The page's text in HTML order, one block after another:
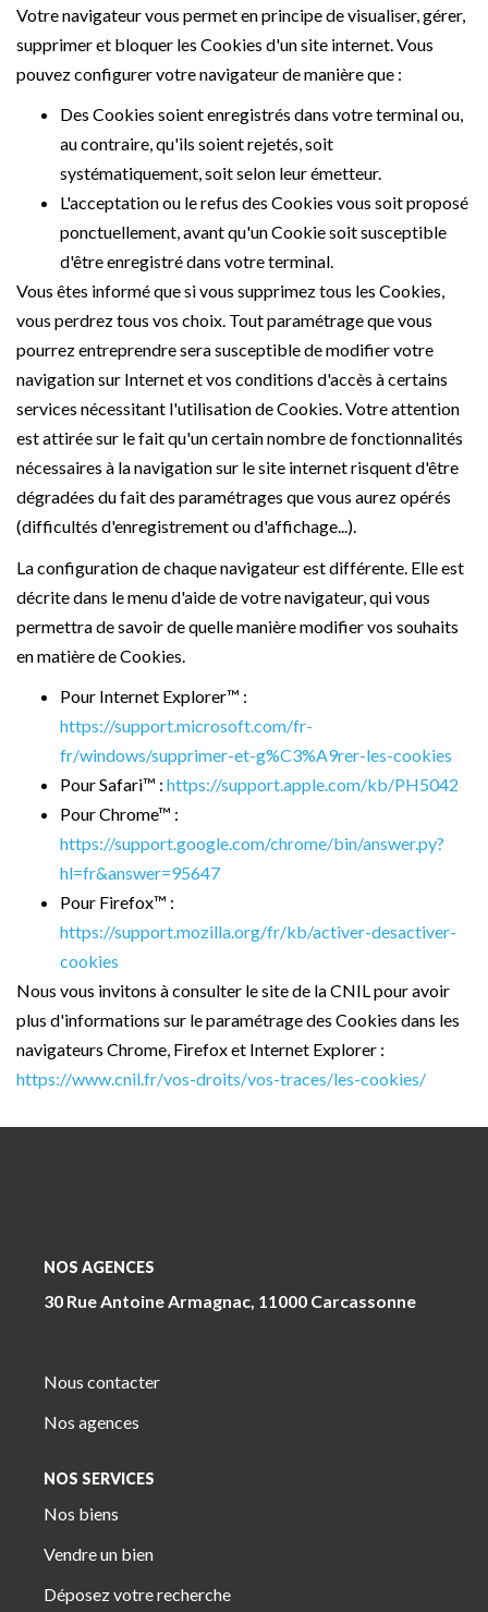
Votre navigateur vous permet en principe de visualiser, gérer,
supprimer et bloquer les Cookies d'un site internet. Vous
pouvez configurer votre navigateur de manière que :
Des Cookies soient enregistrés dans votre terminal ou,
au contraire, qu'ils soient rejetés, soit
systématiquement, soit selon leur émetteur.
L'acceptation ou le refus des Cookies vous soit proposé
ponctuellement, avant qu'un Cookie soit susceptible
d'être enregistré dans votre terminal.
Vous êtes informé que si vous supprimez tous les Cookies,
vous perdrez tous vos choix. Tout paramétrage que vous
pourrez entreprendre sera susceptible de modifier votre
navigation sur Internet et vos conditions d'accès à certains
services nécessitant l'utilisation de Cookies. Votre attention
est attirée sur le fait qu'un certain nombre de fonctionnalités
nécessaires à la navigation sur le site internet risquent d'être
dégradées du fait des paramétrages que vous aurez opérés
(difficultés d'enregistrement ou d'affichage...).
La configuration de chaque navigateur est différente. Elle est
décrite dans le menu d'aide de votre navigateur, qui vous
permettra de savoir de quelle manière modifier vos souhaits
en matière de Cookies.
Pour Internet Explorer™ :
https://support.microsoft.com/fr-
fr/windows/supprimer-et-g%C3%A9rer-les-cookies
Pour Safari™ : https://support.apple.com/kb/PH5042
Pour Chrome™ :
https://support.google.com/chrome/bin/answer.py?
hl=fr&answer=95647
Pour Firefox™ :
https://support.mozilla.org/fr/kb/activer-desactiver-
cookies
Nous vous invitons à consulter le site de la CNIL pour avoir
plus d'informations sur le paramétrage des Cookies dans les
navigateurs Chrome, Firefox et Internet Explorer :
https://www.cnil.fr/vos-droits/vos-traces/les-cookies/
NOS AGENCES
30 Rue Antoine Armagnac, 11000 Carcassonne
Nous contacter
Nos agences
NOS SERVICES
Nos biens
Vendre un bien
Déposez votre recherche